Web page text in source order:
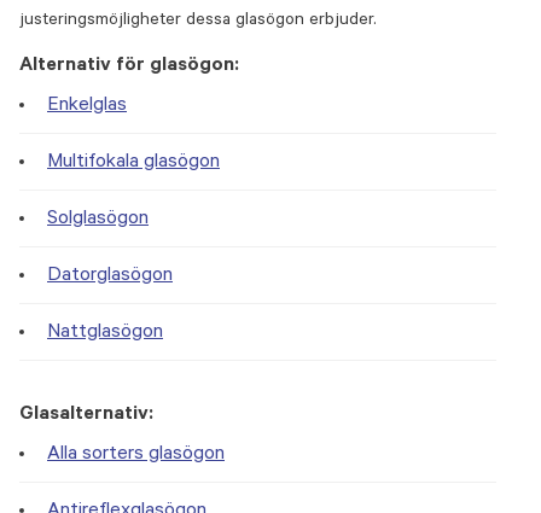
justeringsmöjligheter dessa glasögon erbjuder.
Alternativ för glasögon:
Enkelglas
Multifokala glasögon
Solglasögon
Datorglasögon
Nattglasögon
Glasalternativ:
Alla sorters glasögon